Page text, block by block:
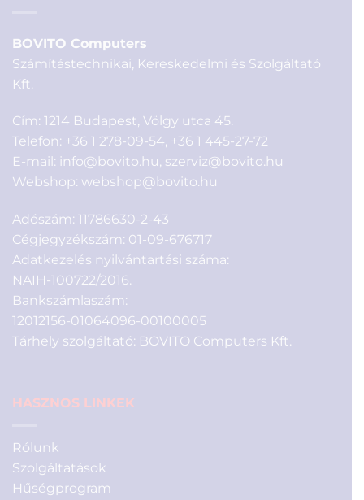
BOVITO Computers
Számítástechnikai, Kereskedelmi és Szolgáltató
Kft.
Cím: 1214 Budapest, Völgy utca 45.
Telefon: +36 1 278-09-54, +36 1 445-27-72
E-mail: info@bovito.hu, szerviz@bovito.hu
Webshop: webshop@bovito.hu
Adószám: 11786630-2-43
Cégjegyzékszám: 01-09-676717
Adatkezelés nyilvántartási száma:
NAIH-100722/2016.
Bankszámlaszám:
12012156-01064096-00100005
Tárhely szolgáltató: BOVITO Computers Kft.
HASZNOS LINKEK
Rólunk
Szolgáltatások
Hűségprogram